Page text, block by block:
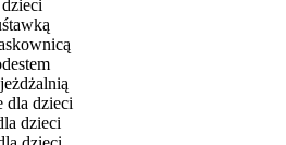
dla dzieci
dzieci